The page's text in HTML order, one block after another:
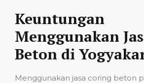
Keuntungan
Menggunakan
Beton di
Menggunakan jasa coring beton